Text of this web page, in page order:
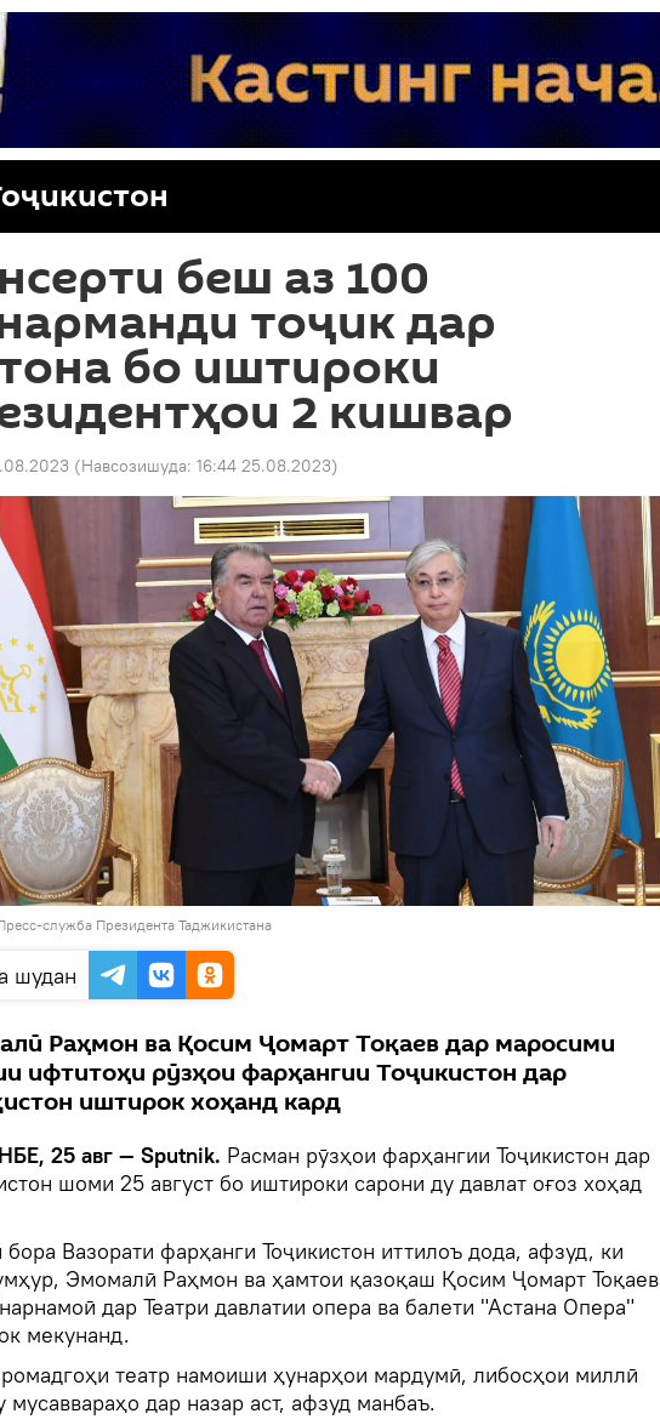
беш аз 100
тоҷик дар
бо иштироки
2 кишвар
(Навсозишуда: 16:44 25.08.2023)
служба Президента Таджикистана
шудан
Раҳмон ва Қосим Ҷомарт Тоқаев дар маросими
ифтитоҳи рӯзҳои фарҳангии Тоҷикистон дар
иштирок хоҳанд кард
25 авг — Sputnik. Расман рӯзҳои фарҳангии Тоҷикистон дар
шоми 25 август бо иштироки сарони ду давлат оғоз хоҳад
Вазорати фарҳанги Тоҷикистон иттилоъ дода, афзуд, ки
Эмомалӣ Раҳмон ва ҳамтои қазоқаш Қосим Ҷомарт Тоқаев
дар Театри давлатии опера ва балети "Астана Опера"
мекунанд.
театр намоиши ҳунарҳои мардумӣ, либосҳои миллӣ
мусаввараҳо дар назар аст, афзуд манбаъ.